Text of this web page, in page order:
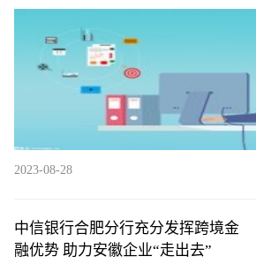
2023-08-28
中信银行合肥分行充分发挥跨境金
融优势 助力安徽企业“走出去”